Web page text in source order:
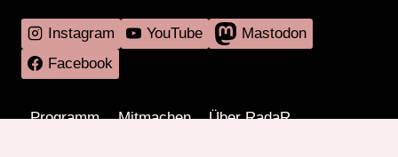
Instagram YouTube
Mastodon
Facebook
Programm Mitmachen
Über RadaR